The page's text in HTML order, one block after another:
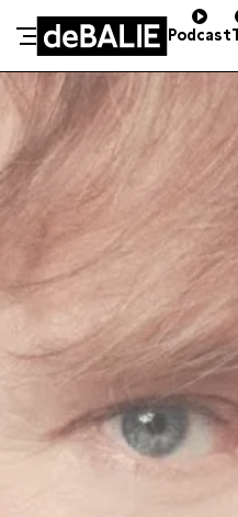
Meteen naar de content
De Balie
Podcast
SCHENK DIRECT
ZAKELIJK STEUNEN
Kleine-Gartmanplantsoen
Kassa
020 5535100
14:00–17:00
020 5535100
10:00–00:00